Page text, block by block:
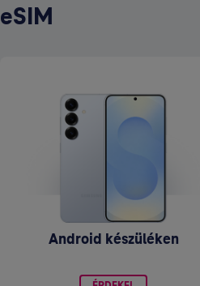
eSIM
Android készüléken